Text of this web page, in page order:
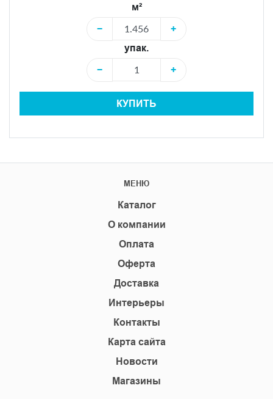
м²
−
+
упак.
−
+
КУПИТЬ
МЕНЮ
Каталог
О компании
Оплата
Оферта
Доставка
Интерьеры
Контакты
Карта сайта
Новости
Магазины